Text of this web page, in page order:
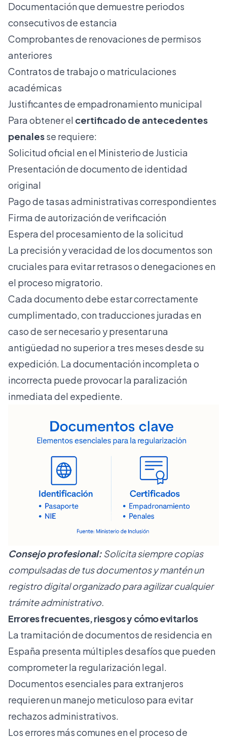
Documentación que demuestre periodos
consecutivos de estancia
Comprobantes de renovaciones de permisos
anteriores
Contratos de trabajo o matriculaciones
académicas
Justificantes de empadronamiento municipal
Para obtener el certificado de antecedentes
penalesse requiere:
Solicitud oficial en el Ministerio de Justicia
Presentación de documento de identidad
original
Pago de tasas administrativas correspondientes
Firma de autorización de verificación
Espera del procesamiento de la solicitud
La precisión y veracidad de los documentos son
cruciales para evitar retrasos o denegaciones en
el proceso migratorio.
Cada documento debe estar correctamente
cumplimentado, con traducciones juradas en
caso de ser necesario y presentar una
antigüedad no superior a tres meses desde su
expedición. La documentación incompleta o
incorrecta puede provocar la paralización
inmediata del expediente.
Consejo profesional: Solicita siempre copias
compulsadas de tus documentos y mantén un
registro digital organizado para agilizar cualquier
trámite administrativo.
Errores frecuentes, riesgos y cómo evitarlos
La tramitación de documentos de residencia en
España presenta múltiples desafíos que pueden
comprometer la regularización legal.
Documentos esenciales para extranjeros
requieren un manejo meticuloso para evitar
rechazos administrativos.
Los errores más comunes en el proceso de